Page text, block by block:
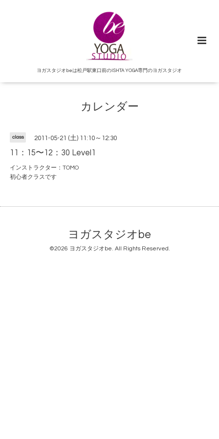
ヨガスタジオbeは松戸駅東口前のISHTA YOGA専門のヨガスタジオ
カレンダー
class 2011-05-21 (土) 11:10～12:30
11：15〜12：30 Level1
インストラクター：TOMO
初心者クラスです
ヨガスタジオbe
©2026 ヨガスタジオbe. All Rights Reserved.